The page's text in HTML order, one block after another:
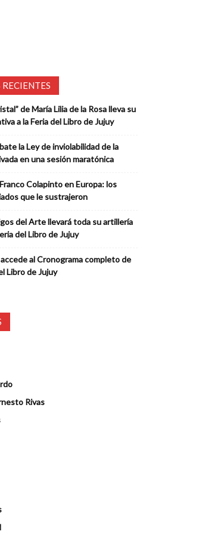
de María Lilia de la Rosa lleva su
a la Feria del Libro de Jujuy
la Ley de inviolabilidad de la
en una sesión maratónica
Colapinto en Europa: los
que le sustrajeron
del Arte llevará toda su artillería
del Libro de Jujuy
al Cronograma completo de
Libro de Jujuy
Rivas